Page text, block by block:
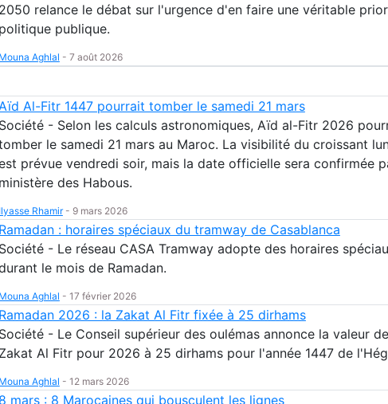
2050 relance le débat sur l'urgence d'en faire une véritable
politique publique.
Mouna Aghlal - 7 août 2026
Aïd Al-Fitr 1447 pourrait tomber le samedi 21 mars
Société - Selon les calculs astronomiques, Aïd al-Fitr 2026
le samedi 21 mars au Maroc. La visibilité du croissant
prévue vendredi soir, mais la date officielle sera confirmée
ministère des Habous.
Ilyasse Rhamir- 9 mars 2026
Ramadan : horaires spéciaux du tramway de Casablanca
Société - Le réseau CASA Tramway adopte des horaires
le mois de Ramadan.
Mouna Aghlal - 17 février 2026
Ramadan 2026 : la Zakat Al Fitr fixée à 25 dirhams
Société - Le Conseil supérieur des oulémas annonce la valeur
Zakat Al Fitr pour 2026 à 25 dirhams pour l'année 1447 de
Mouna Aghlal - 12 mars 2026
8 mars : 8 Marocaines qui bousculent les lignes